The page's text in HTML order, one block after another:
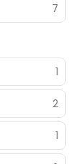
7
1
2
1